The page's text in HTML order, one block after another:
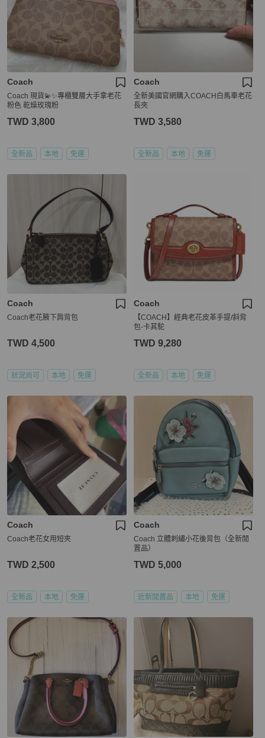
Coach
Coach 現貨💫✨專櫃雙層大手拿老花
粉色 乾燥玫瑰粉
TWD 3,800
全新品 本地 免運
Coach
全新美國官網購入COACH白馬車老花
長夾
TWD 3,580
全新品 本地 免運
Coach
Coach老花腋下肩背包
TWD 4,500
狀況尚可 本地 免運
Coach
【COACH】經典老花皮革手提/斜背
包-卡其駝
TWD 9,280
全新品 本地 免運
Coach
Coach老花女用短夾
TWD 2,500
全新品 本地 免運
Coach
Coach 立體刺繡小花後背包（全新閒
置品）
TWD 5,000
近新閒置品 本地 免運